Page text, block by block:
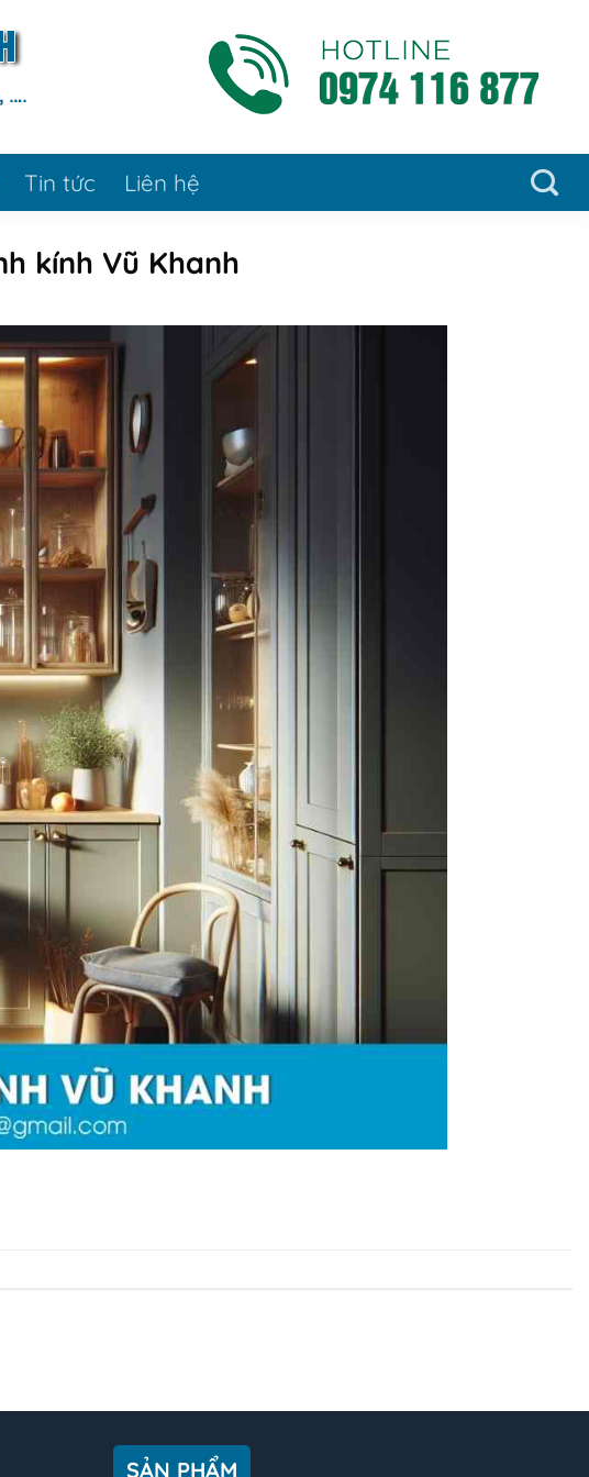
Tin tức Liên hệ
kính Vũ Khanh
SẢN PHẨM